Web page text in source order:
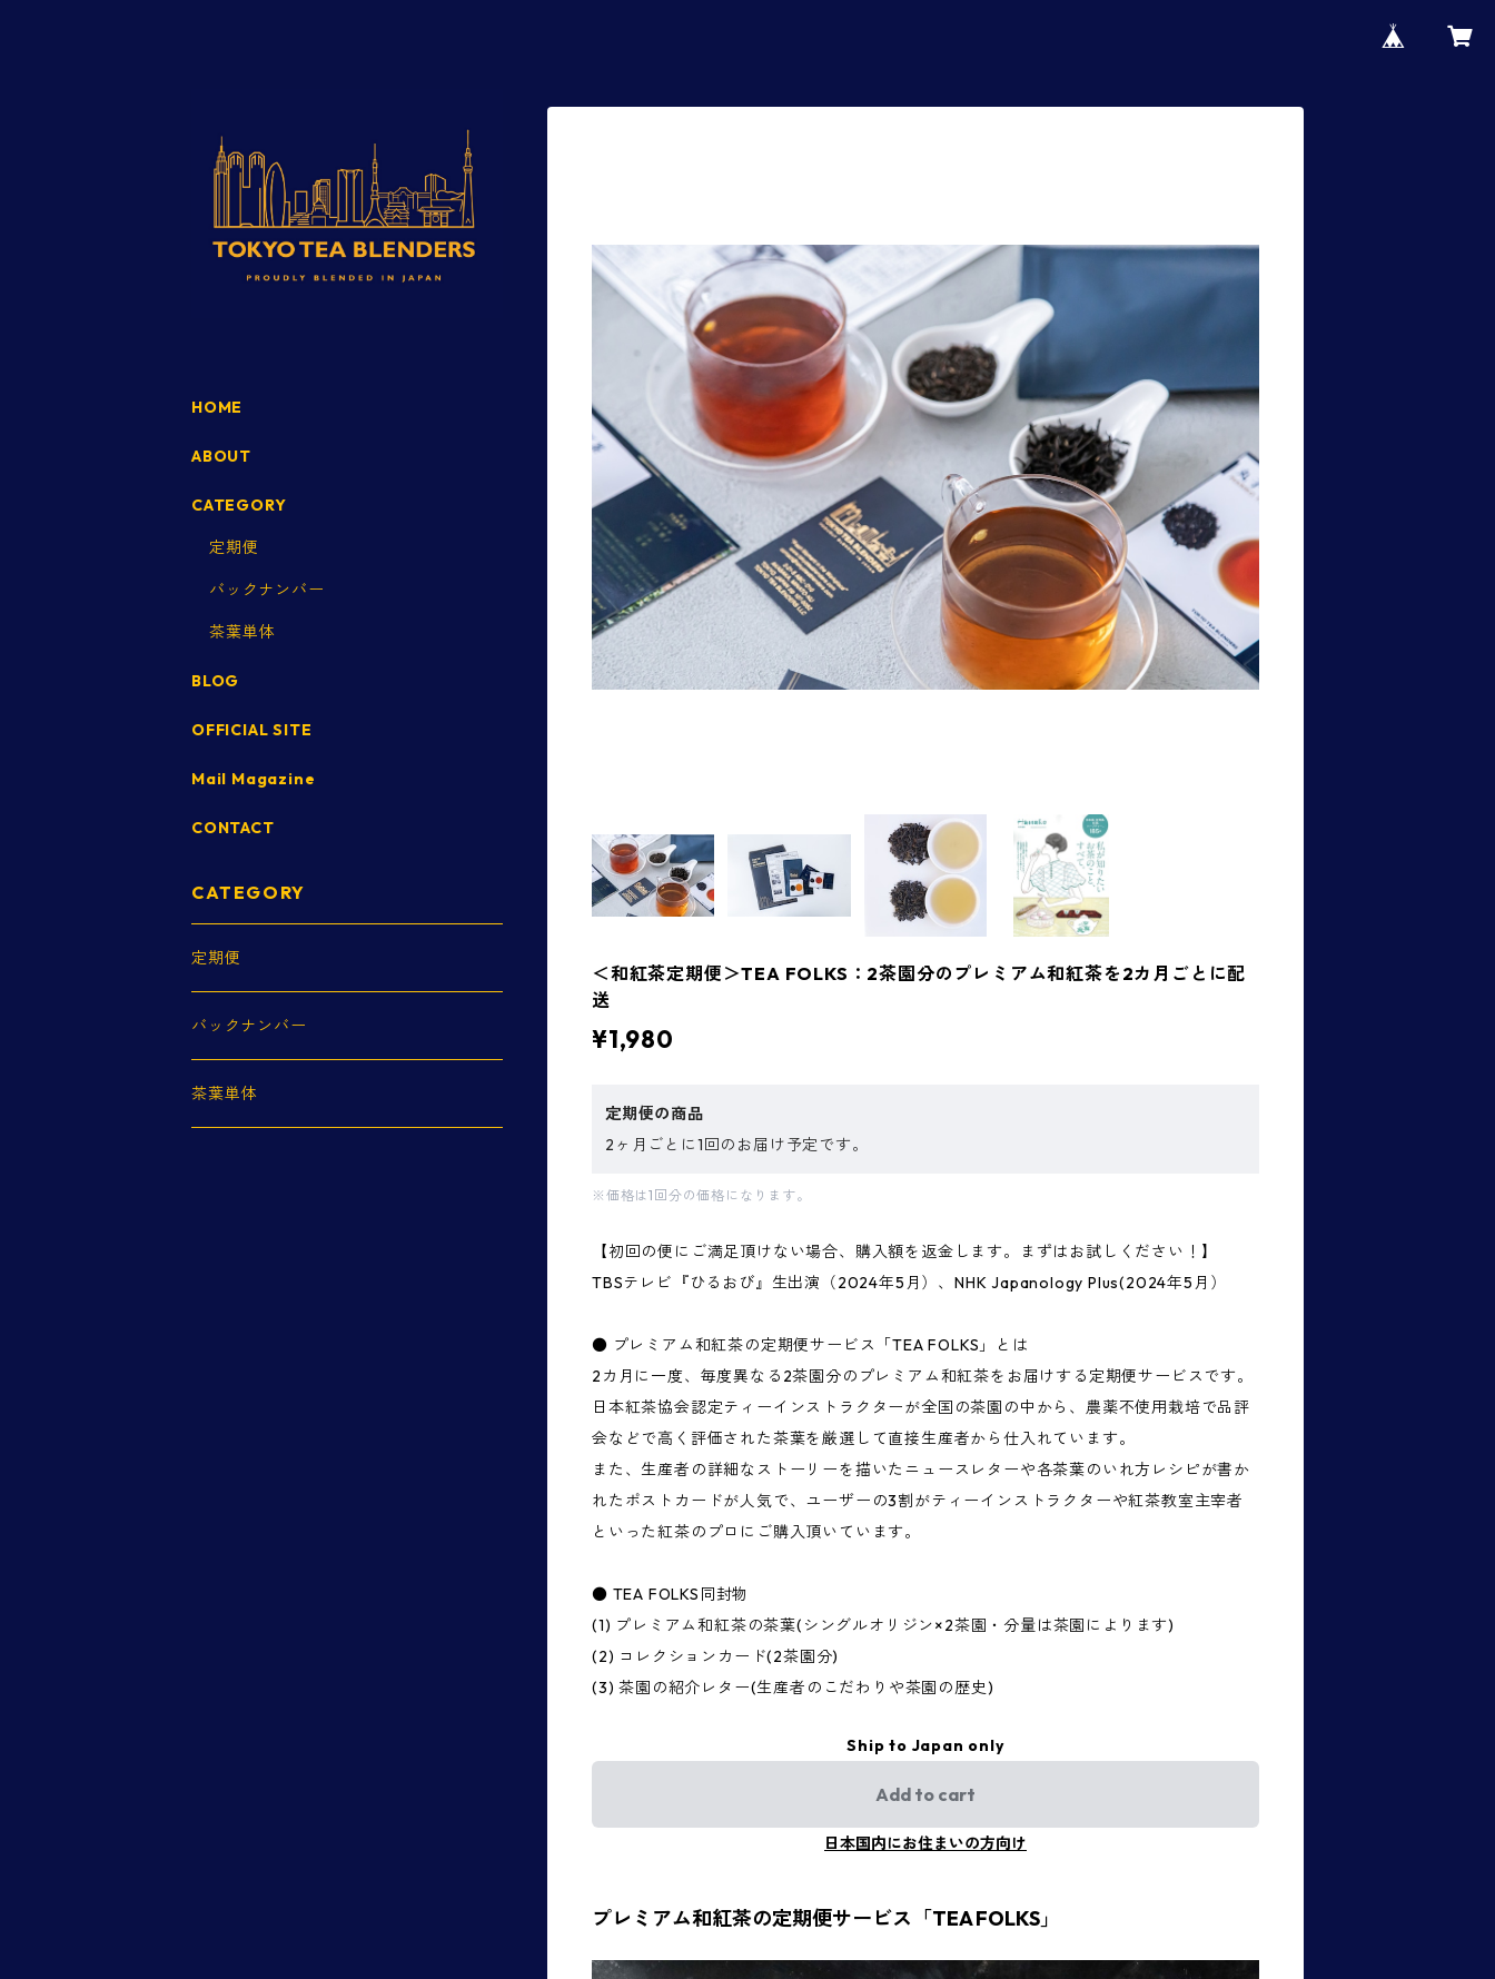
＜和紅茶定期便＞TEA FOLKS：2茶園分のプレミアム和紅茶を2カ月ごとに配
送
¥1,980
定期便の商品
2ヶ月ごとに1回のお届け予定です。
※価格は1回分の価格になります。
【初回の便にご満足頂けない場合、購入額を返金します。まずはお試しください！】
TBSテレビ『ひるおび』生出演（2024年5月）、NHK Japanology Plus(2024年5月）
● プレミアム和紅茶の定期便サービス「TEA FOLKS」とは
2カ月に一度、毎度異なる2茶園分のプレミアム和紅茶をお届けする定期便サービスです。
日本紅茶協会認定ティーインストラクターが全国の茶園の中から、農薬不使用栽培で品評
会などで高く評価された茶葉を厳選して直接生産者から仕入れています。
また、生産者の詳細なストーリーを描いたニュースレターや各茶葉のいれ方レシピが書か
れたポストカードが人気で、ユーザーの3割がティーインストラクターや紅茶教室主宰者
といった紅茶のプロにご購入頂いています。
● TEA FOLKS同封物
(1) プレミアム和紅茶の茶葉(シングルオリジン×2茶園・分量は茶園によります)
(2) コレクションカード(2茶園分)
(3) 茶園の紹介レター(生産者のこだわりや茶園の歴史)
Ship to Japan only
Add to cart
日本国内にお住まいの方向け
プレミアム和紅茶の定期便サービス「TEA FOLKS」
HOME
ABOUT
CATEGORY
定期便
バックナンバー
茶葉単体
BLOG
OFFICIAL SITE
Mail Magazine
CONTACT
CATEGORY
定期便
バックナンバー
茶葉単体